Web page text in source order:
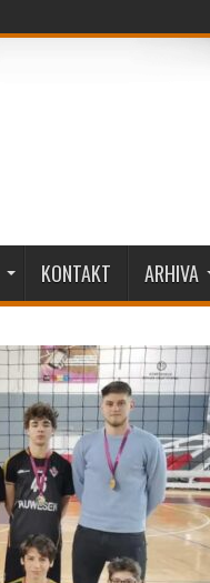
KONTAKT ARHIVA